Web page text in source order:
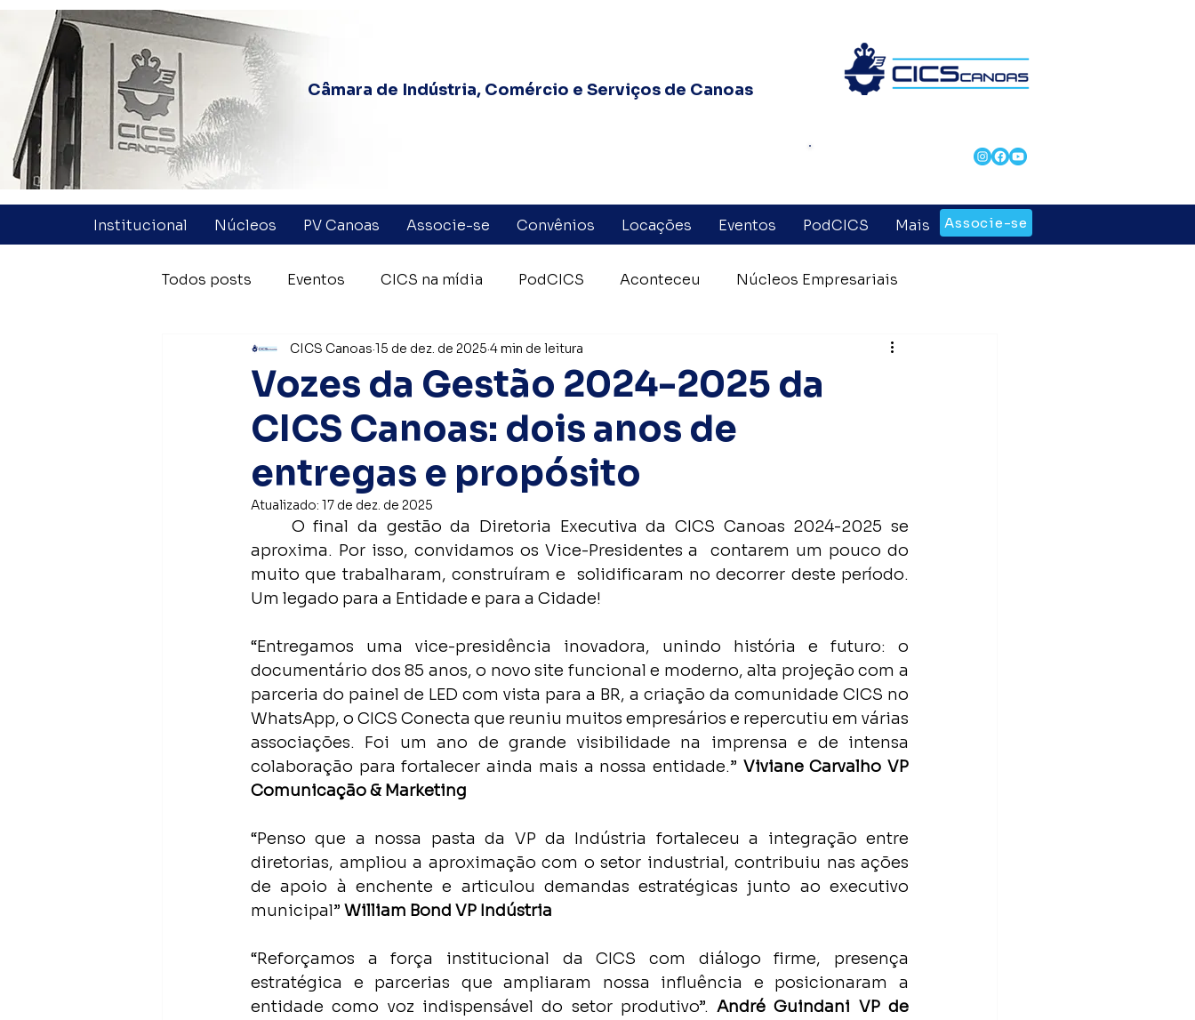
Câmara de Indústria, Comércio e Serviços de Canoas
Institucional Núcleos PV Canoas Associe-se Convênios Locações Eventos PodCICS Mais Associe-se
Todos posts Eventos CICS na mídia PodCICS Aconteceu Núcleos Empresariais
Coluna Quinzenal Parceiros Voluntários Canoas
Nota Pública
Vozes da Gestão 2024-2025 da
CICS Canoas: dois anos de
entregas e propósito
CICS Canoas 15 de dez. de 2025 4 min de leitura
Atualizado: 17 de dez. de 2025
aproxima. Por isso, convidamos os Vice-Presidentes a  contarem um pouco do
muito que trabalharam, construíram e  solidificaram no decorrer deste período.
Um legado para a Entidade e para a Cidade!
“Entregamos uma vice-presidência inovadora, unindo história e futuro: o
documentário dos 85 anos, o novo site funcional e moderno, alta projeção com a
parceria do painel de LED com vista para a BR, a criação da comunidade CICS no
WhatsApp, o CICS Conecta que reuniu muitos empresários e repercutiu em várias
associações. Foi um ano de grande visibilidade na imprensa e de intensa
colaboração para fortalecer ainda mais a nossa entidade.” Viviane Carvalho VP
Comunicação & Marketing
“Penso que a nossa pasta da VP da Indústria fortaleceu a integração entre
diretorias, ampliou a aproximação com o setor industrial, contribuiu nas ações
de apoio à enchente e articulou demandas estratégicas junto ao executivo
municipal” William Bond VP Indústria
“Reforçamos a força institucional da CICS com diálogo firme, presença
estratégica e parcerias que ampliaram nossa influência e posicionaram a
entidade como voz indispensável do setor produtivo”. André Guindani VP de